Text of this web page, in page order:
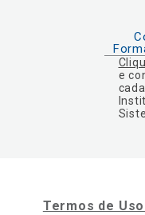
e
Termos de